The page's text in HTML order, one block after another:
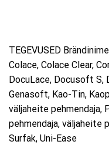
TEGEVUSED
Colace, Colace Clear,
DocuLace, Docusoft S,
Genasoft, Kao-Tin,
väljaheite pehmendaja,
pehmendaja, väljaheite
Surfak, Uni-Ease